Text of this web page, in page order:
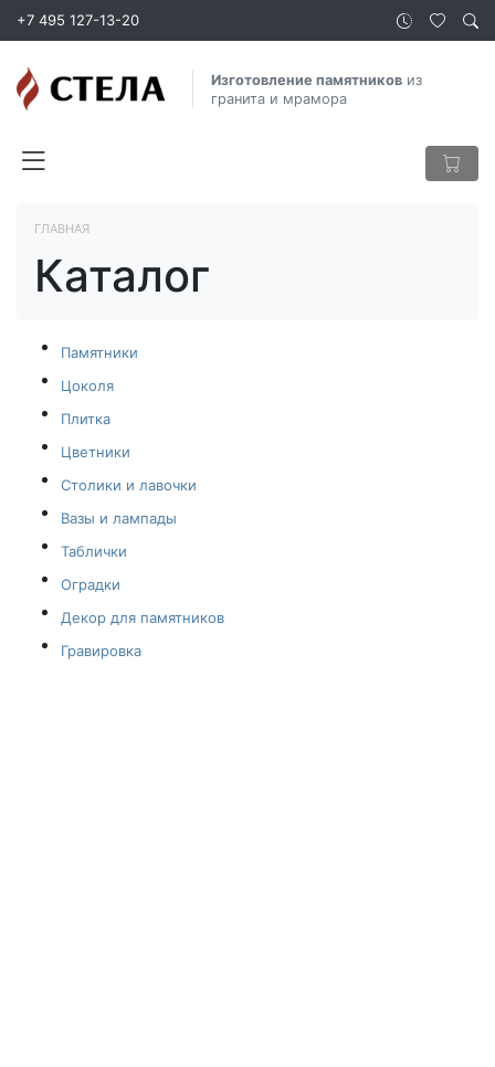
+7 495 127-13-20
Изготовление памятниковиз
гранита и мрамора
ГЛАВНАЯ
Каталог
Памятники
Цоколя
Плитка
Цветники
Столики и лавочки
Вазы и лампады
Таблички
Оградки
Декор для памятников
Гравировка